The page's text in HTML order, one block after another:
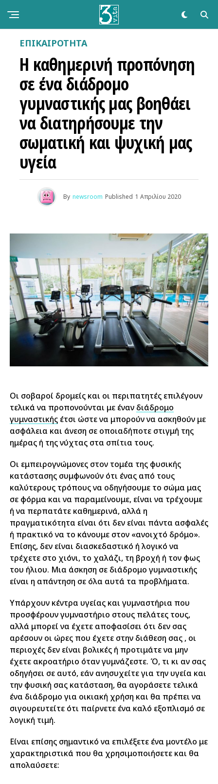
ΕΠΙΚΑΙΡΌΤΗΤΑ
Η καθημερινή προπόνηση
σε ένα διάδρομο
γυμναστικής μας βοηθάει
να διατηρήσουμε την
σωματική και ψυχική μας
υγεία
By newsroom Published 1 Απριλίου 2020
Οι σοβαροί δρομείς και οι περιπατητές επιλέγουν
τελικά να προπονούνται με έναν διάδρομο
γυμναστικής έτσι ώστε να μπορούν να ασκηθούν με
ασφάλεια και άνεση σε οποιαδήποτε στιγμή της
ημέρας ή της νύχτας στα σπίτια τους.
Οι εμπειρογνώμονες στον τομέα της φυσικής
κατάστασης συμφωνούν ότι ένας από τους
καλύτερους τρόπους να οδηγήσουμε το σώμα μας
σε φόρμα και να παραμείνουμε, είναι να τρέχουμε
ή να περπατάτε καθημερινά, αλλά η
πραγματικότητα είναι ότι δεν είναι πάντα ασφαλές
ή πρακτικό να το κάνουμε στον «ανοιχτό δρόμο».
Επίσης, δεν είναι διασκεδαστικό ή λογικό να
τρέχετε στο χιόνι, το χαλάζι, τη βροχή ή τον φως
του ήλιου. Μια άσκηση σε διάδρομο γυμναστικής
είναι η απάντηση σε όλα αυτά τα προβλήματα.
Υπάρχουν κέντρα υγείας και γυμναστήρια που
προσφέρουν γυμναστήριο στους πελάτες τους,
αλλά μπορεί να έχετε αποφασίσει ότι δεν σας
αρέσουν οι ώρες που έχετε στην διάθεση σας , οι
περιοχές δεν είναι βολικές ή προτιμάτε να μην
έχετε ακροατήριο όταν γυμνάζεστε. Ό, τι κι αν σας
οδηγήσει σε αυτό, εάν ανησυχείτε για την υγεία και
την φυσική σας κατάσταση, θα αγοράσετε τελικά
ένα διάδρομο για οικιακή χρήση και θα πρέπει να
σιγουρευτείτε ότι παίρνετε ένα καλό εξοπλισμό σε
λογική τιμή.
Είναι επίσης σημαντικό να επιλέξετε ένα μοντέλο με
χαρακτηριστικά που θα χρησιμοποιήσετε και θα
απολαύσετε: